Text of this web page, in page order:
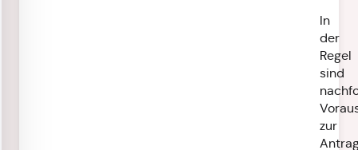
In
der
Regel
sind
zur